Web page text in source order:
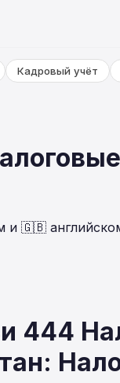
Кадровый учёт
и 🇬🇧
444